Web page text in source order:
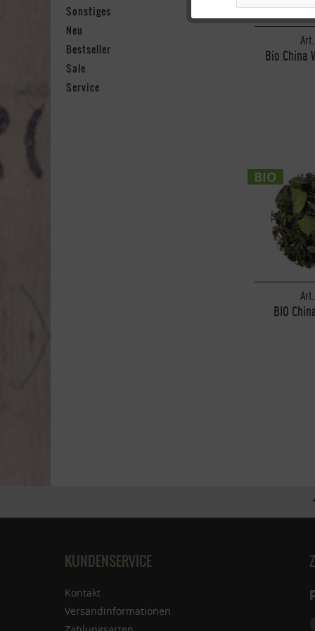
Sonstiges
Neu
Bestseller
Sale
Service
Bio China
BIO
BIO
KUNDENSERVICE
Kontakt
Versandinformationen